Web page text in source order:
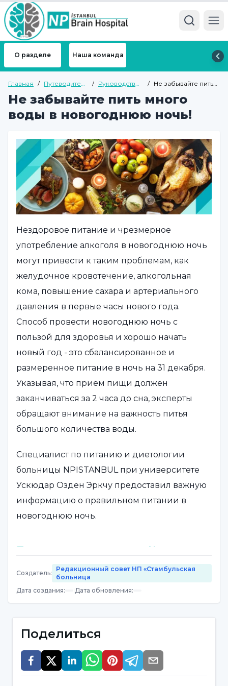
О разделе Наша команда
Главная / Путеводитель
/ Руководство
здоровью
/ Не забывайте пить
новогоднюю ночь!
Не забывайте пить много
воды в новогоднюю ночь!
Нездоровое питание и чрезмерное
употребление алкоголя в новогоднюю ночь
могут привести к таким проблемам, как
желудочное кровотечение, алкогольная
кома, повышение сахара и артериального
давления в первые часы нового года.
Способ провести новогоднюю ночь с
пользой для здоровья и хорошо начать
новый год - это сбалансированное и
размеренное питание в ночь на 31 декабря.
Указывая, что прием пищи должен
заканчиваться за 2 часа до сна, эксперты
обращают внимание на важность питья
большого количества воды.
Специалист по питанию и диетологии
больницы NPISTANBUL при университете
Ускюдар Озден Эркчу предоставил важную
информацию о правильном питании в
новогоднюю ночь.
Подготовьтесь к встрече Нового года
с легким завтраком
"Если вечером предстоит большое
количество и разнообразие пищи, то день
следует начать с легкого завтрака", - говорит
специалист по питанию и диетологии
Озден Эркчу, - "Вы можете начать день с
легких вариантов завтрака, состоящего из
Создатель:
Редакционный совет НП «Стамбульская
больница
Дата создания: |Дата обновления:
Поделиться